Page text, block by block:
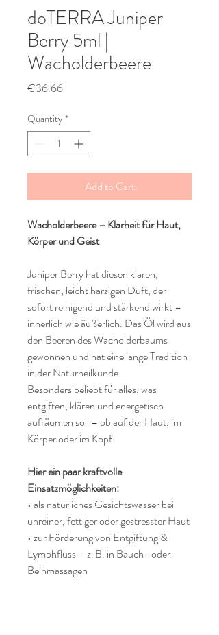
doTERRA Juniper
Berry 5ml |
Wacholderbeere
€36.66Price
Quantity *
Add to Cart
Wacholderbeere – Klarheit für Haut,
Körper und Geist
Juniper Berry hat diesen klaren,
frischen, leicht harzigen Duft, der
sofort reinigend und stärkend wirkt –
innerlich wie äußerlich. Das Öl wird aus
den Beeren des Wacholderbaums
gewonnen und hat eine lange Tradition
in der Naturheilkunde.
Besonders beliebt für alles, was
entgiften, klären und energetisch
aufräumen soll – ob auf der Haut, im
Körper oder im Kopf.
Hier ein paar kraftvolle
Einsatzmöglichkeiten:
• als natürliches Gesichtswasser bei
unreiner, fettiger oder gestresster Haut
• zur Förderung von Entgiftung &
Lymphfluss – z. B. in Bauch- oder
Beinmassagen